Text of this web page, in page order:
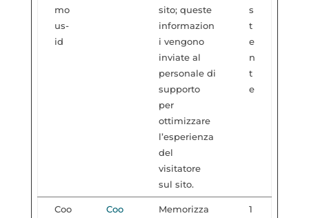
mo
us-
id
sito; queste
informazion
i vengono
inviate al
personale di
supporto
per
ottimizzare
l’esperienza
del
visitatore
sul sito.
s
t
e
n
t
e
Coo
Coo
Memorizza
1